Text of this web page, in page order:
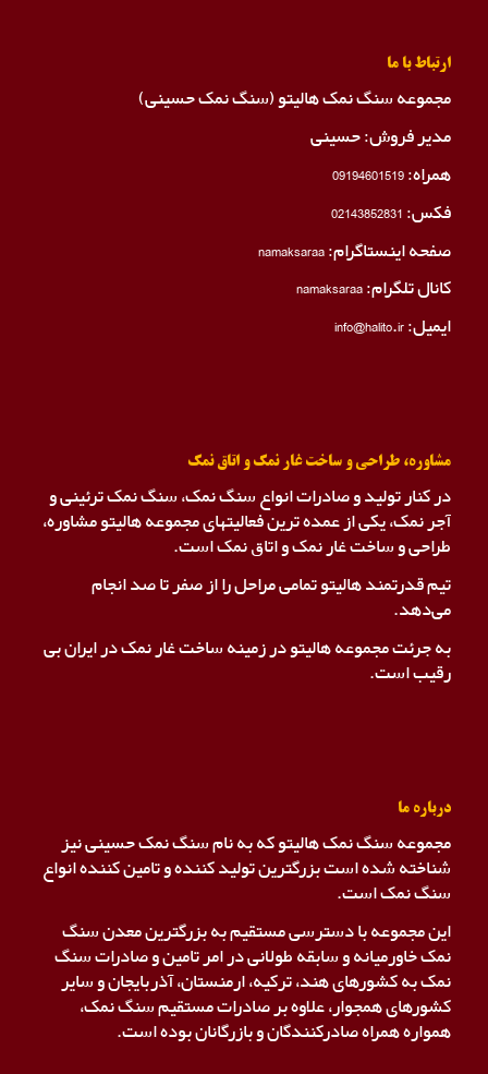
ارتباط با ما
مجموعه سنگ نمک هالیتو (سنگ نمک حسینی)
مدیر فروش: حسینی
همراه:09194601519
فکس:02143852831
صفحه اینستاگرام:namaksaraa
کانال تلگرام:namaksaraa
ایمیل: info@halito.ir
مشاوره، طراحی و ساخت غار نمک و اتاق نمک
در کنار تولید و صادرات انواع سنگ نمک، سنگ نمک ترئینی و
آجر نمک، یکی از عمده ترین فعالیتهای مجموعه هالیتو مشاوره،
طراحی و ساخت غار نمک و اتاق نمک است.
تیم قدرتمند هالیتو تمامی مراحل را از صفر تا صد انجام
می‌دهد.
به جرئت مجموعه هالیتو در زمینه ساخت غار نمک در ایران بی
رقیب است.
درباره ما
مجموعه سنگ نمک هالیتو که به نام سنگ نمک حسینی نیز
شناخته شده است بزرگترین تولید کننده و تامین کننده انواع
سنگ نمک است.
این مجموعه با دسترسی مستقیم به بزرگترین معدن سنگ
نمک خاورمیانه و سابقه طولانی در امر تامین و صادرات سنگ
نمک به کشورهای هند، ترکیه، ارمنستان، آذربایجان و سایر
کشورهای همجوار، علاوه بر صادرات مستقیم سنگ نمک،
همواره همراه صادرکنندگان و بازرگانان بوده است.